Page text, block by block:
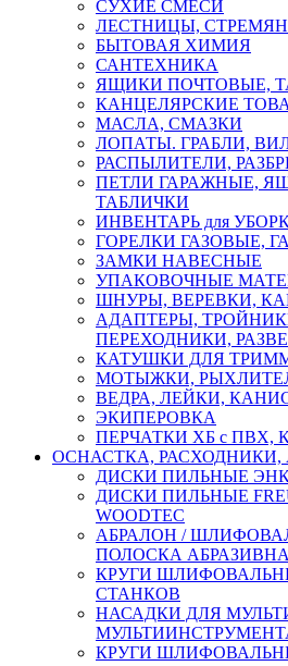
СУХИЕ СМЕСИ
ЛЕСТНИЦЫ,
БЫТОВАЯ ХИМИЯ
САНТЕХНИКА
ЯЩИКИ ПОЧТОВЫЕ,
КАНЦЕЛЯРСКИЕ
МАСЛА, СМАЗКИ
ЛОПАТЫ. ГРАБЛИ,
РАСПЫЛИТЕЛИ,
ПЕТЛИ ГАРАЖНЫЕ,
ТАБЛИЧКИ
ИНВЕНТАРЬ для
ГОРЕЛКИ ГАЗОВЫЕ,
ЗАМКИ НАВЕСНЫЕ
УПАКОВОЧНЫЕ
ШНУРЫ, ВЕРЕВКИ,
АДАПТЕРЫ,
ПЕРЕХОДНИКИ,
КАТУШКИ ДЛЯ
МОТЫЖКИ,
ВЕДРА, ЛЕЙКИ,
ЭКИПЕРОВКА
ПЕРЧАТКИ ХБ с ПВХ,
ОСНАСТКА, РАСХОДНИКИ,
ДИСКИ ПИЛЬНЫЕ
ДИСКИ ПИЛЬНЫЕ
WOODTEC
АБРАЛОН /
ПОЛОСКА
КРУГИ
СТАНКОВ
НАСАДКИ ДЛЯ
КРУГИ